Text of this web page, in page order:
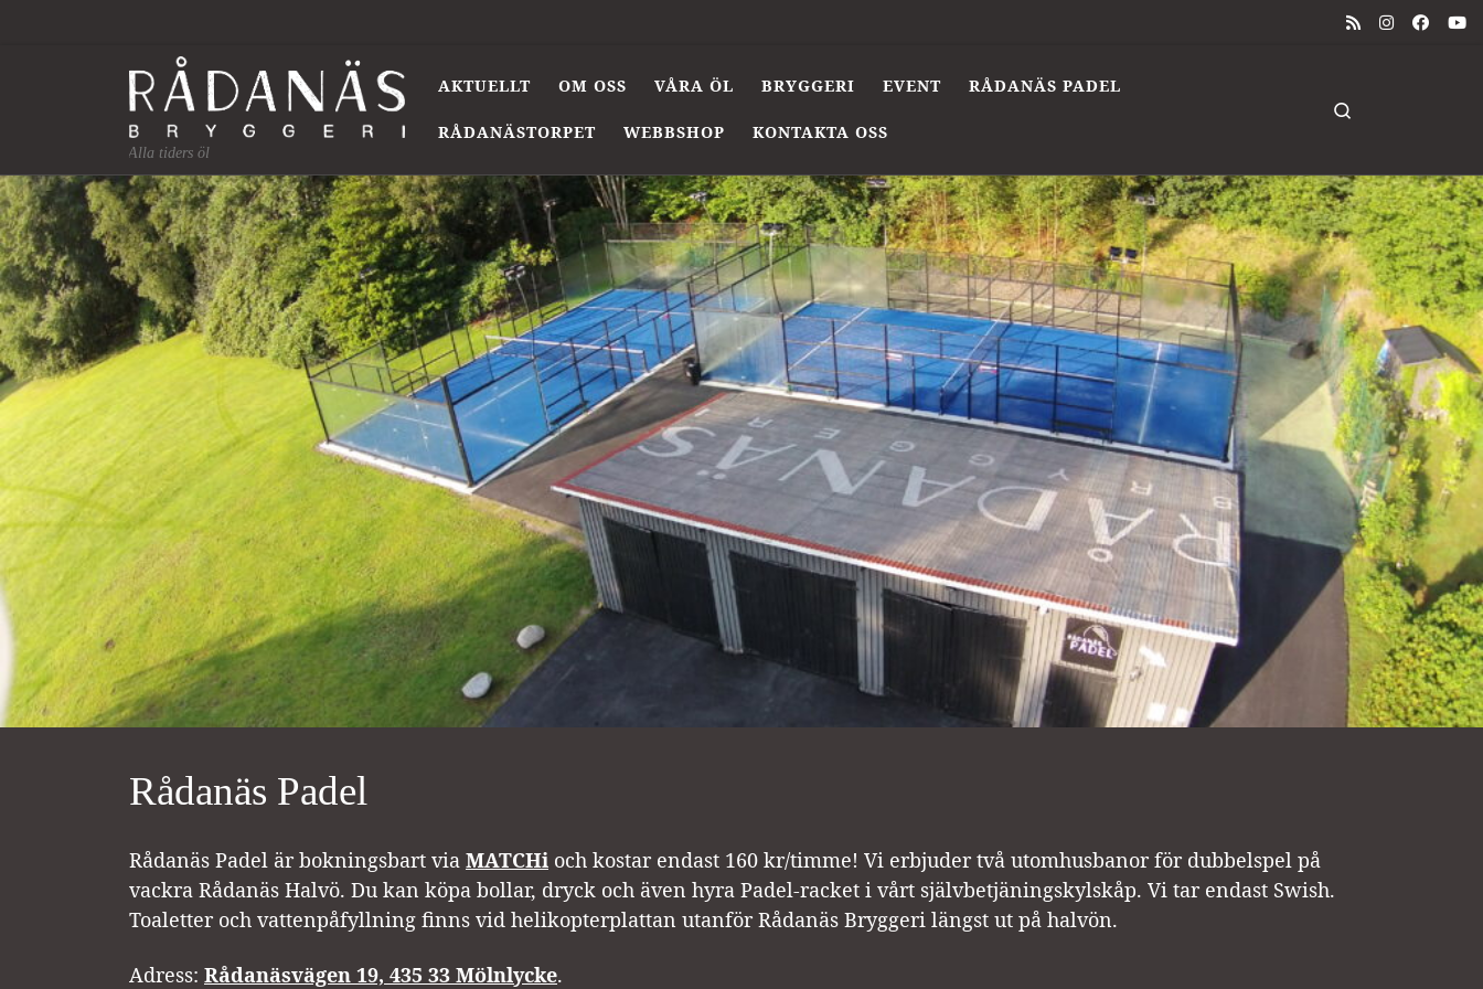
Alla tiders öl
AKTUELLT OM OSS VÅRA ÖL BRYGGERI EVENT RÅDANÄS PADEL
RÅDANÄSTORPET WEBBSHOP KONTAKTA OSS
Rådanäs Padel
Rådanäs Padel är bokningsbart via MATCHi och kostar endast 160 kr/timme! Vi erbjuder två utomhusbanor för dubbelspel på
vackra Rådanäs Halvö. Du kan köpa bollar, dryck och även hyra Padel-racket i vårt självbetjäningskylskåp. Vi tar endast Swish.
Toaletter och vattenpåfyllning finns vid helikopterplattan utanför Rådanäs Bryggeri längst ut på halvön.
Adress: Rådanäsvägen 19, 435 33 Mölnlycke.